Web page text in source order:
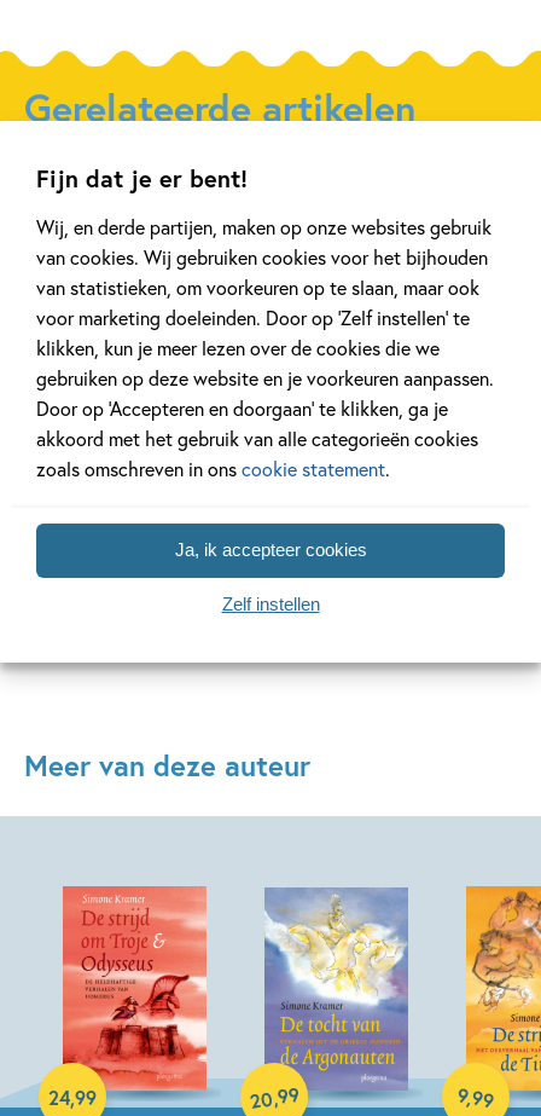
Fijn dat je er bent!
Wij, en derde partijen, maken op onze websites gebruik
van cookies. Wij gebruiken cookies voor het bijhouden
van statistieken, om voorkeuren op te slaan, maar ook
voor marketing doeleinden. Door op ‘Zelf instellen’ te
klikken, kun je meer lezen over de cookies die we
gebruiken op deze website en je voorkeuren aanpassen.
Door op ‘Accepteren en doorgaan’ te klikken, ga je
akkoord met het gebruik van alle categorieën cookies
zoals omschreven in onscookie statement.
Ja, ik accepteer cookies
Zelf instellen
Gerelateerde artikelen
27 APRIL 2026
De mooiste cadeauboeken
voor Moederdag
20 APRIL 2026
Oplossing ‘De
puzzel!
Bekijk alle artikelen
Meer van deze auteur
24,99
Paperback
20,99
Paperback
9,99
E-book